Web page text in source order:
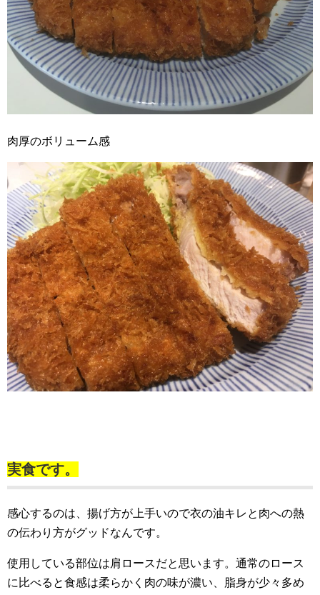
肉厚のボリューム感
実食です。
感心するのは、揚げ方が上手いので衣の油キレと肉への熱
の伝わり方がグッドなんです。
使用している部位は肩ロースだと思います。通常のロース
に比べると食感は柔らかく肉の味が濃い、脂身が少々多め